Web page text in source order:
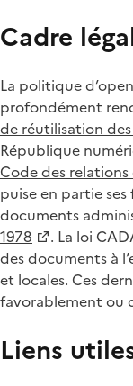
Cadre
La politique
profondément
de réutilisation
République
Code des
puise en partie
documents
1978
. La loi
des documents à
et locales. Ces
favorablement ou
Liens